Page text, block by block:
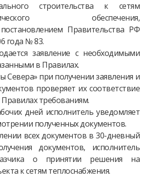
строительства к сетям
обеспечения,
Правительства РФ
года № 83.
заявление с необходимыми
в Правилах.
Севера» при получении заявления и
проверяет их соответствие
требованиям.
дней исполнитель уведомляет
полученных документов.
всех документов в 30-дневный
документов, исполнитель
о принятии решения на
к сетям теплоснабжения.